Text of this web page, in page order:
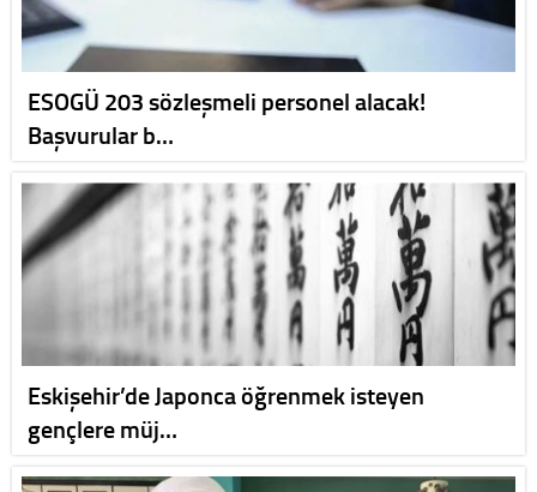
ESOGÜ 203 sözleşmeli personel alacak!
Başvurular b…
Eskişehir’de Japonca öğrenmek isteyen
gençlere müj…